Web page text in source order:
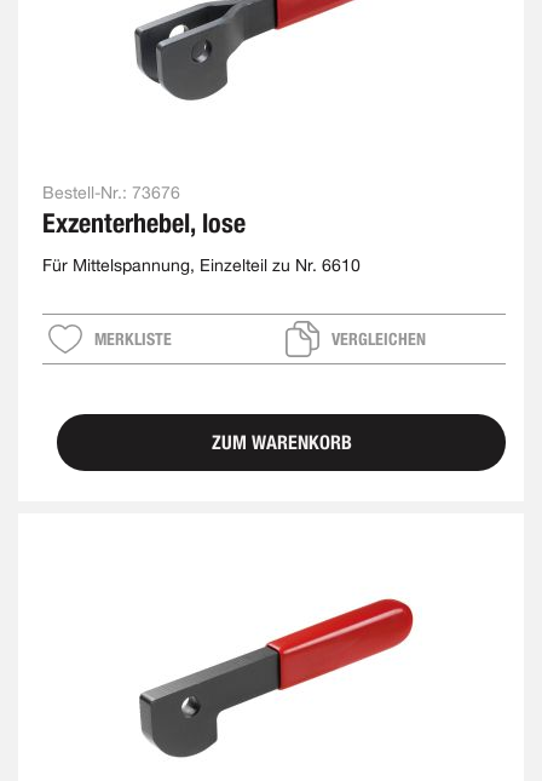
Bestell-Nr.: 73676
Exzenterhebel, lose
Für Mittelspannung, Einzelteil zu Nr. 6610
MERKLISTE VERGLEICHEN
ZUM WARENKORB